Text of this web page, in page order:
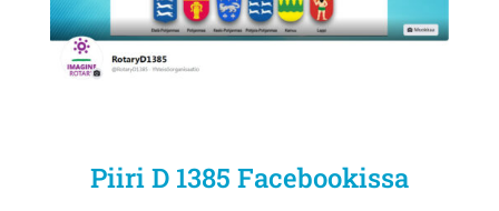
Piiri D 1385 Facebookissa